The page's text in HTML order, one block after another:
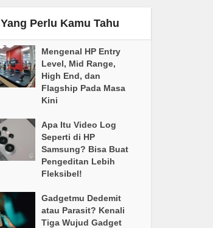
Yang Perlu Kamu Tahu
Mengenal HP Entry
Level, Mid Range,
High End, dan
Flagship Pada Masa
Kini
Apa Itu Video Log
Seperti di HP
Samsung? Bisa Buat
Pengeditan Lebih
Fleksibel!
Gadgetmu Dedemit
atau Parasit? Kenali
Tiga Wujud Gadget